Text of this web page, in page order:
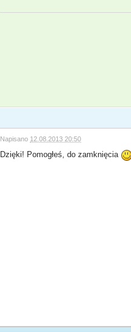
Napisano 12.08.2013 20:50
Dzięki! Pomogłeś, do zamknięcia